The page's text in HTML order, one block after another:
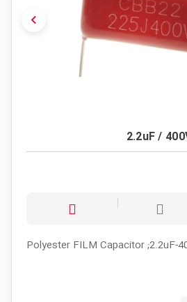
chevron_left
Polyester FILM Capacitor ;2.2uF-